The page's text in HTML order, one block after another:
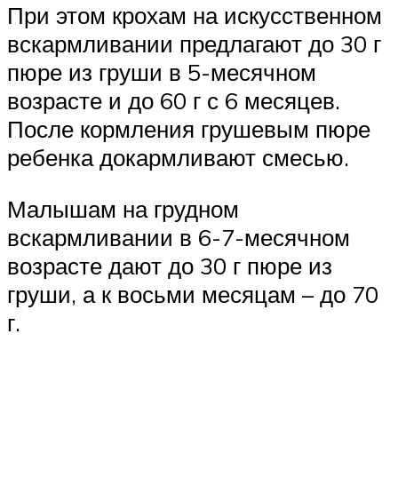
При этом крохам на искусственном
вскармливании предлагают до 30 г
пюре из груши в 5-месячном
возрасте и до 60 г с 6 месяцев.
После кормления грушевым пюре
ребенка докармливают смесью.
Малышам на грудном
вскармливании в 6-7-месячном
возрасте дают до 30 г пюре из
груши, а к восьми месяцам – до 70
г.